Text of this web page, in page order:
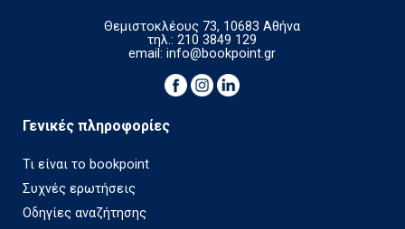
Θεμιστοκλέους 73, 10683 Αθήνα
τηλ.: 210 3849 129
email:info@bookpoint.gr
Γενικές πληροφορίες
Τι είναι το bookpoint
Συχνές ερωτήσεις
Οδηγίες αναζήτησης